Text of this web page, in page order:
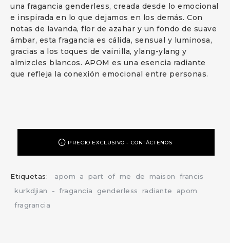
una fragancia genderless, creada desde lo emocional
e inspirada en lo que dejamos en los demás. Con
notas de lavanda, flor de azahar y un fondo de suave
ámbar, esta fragancia es cálida, sensual y luminosa,
gracias a los toques de vainilla, ylang-ylang y
almizcles blancos. APOM es una esencia radiante
que refleja la conexión emocional entre personas.
PRECIO EXCLUSIVO - CONTÁCTENOS
Etiquetas: apom a part of me de maison
francis
kurkdjian
- fragancia genderless radiante
apom
fragrancia